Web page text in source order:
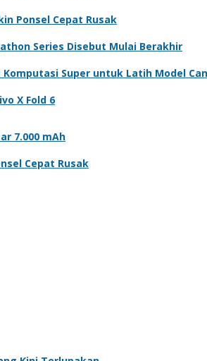
Ponsel Cepat Rusak
Series Disebut Mulai Berakhir
Super untuk Latih Model
X Fold 6
7.000 mAh
Cepat Rusak